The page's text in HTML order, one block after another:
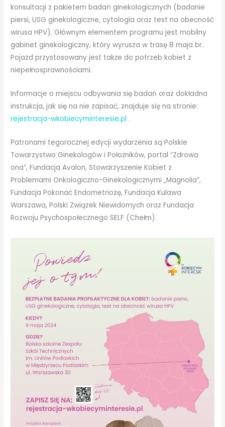
konsultacji z pakietem badań ginekologicznych (badanie
piersi, USG ginekologiczne, cytologia oraz test na obecność
wirusa HPV). Głównym elementem programu jest mobilny
gabinet ginekologiczny, który wyrusza w trasę 8 maja br.
Pojazd przystosowany jest także do potrzeb kobiet z
niepełnosprawnościami.
Informacje o miejscu odbywania się badań oraz dokładna
instrukcja, jak się na nie zapisać, znajduje się na stronie:
rejestracja-wkobiecyminteresie.pl .
Patronami tegorocznej edycji wydarzenia są Polskie
Towarzystwo Ginekologów i Położników, portal “Zdrowa
ona”, Fundacja Avalon, Stowarzyszenie Kobiet z
Problemami Onkologiczno-Ginekologicznymi „Magnolia”,
Fundacja Pokonać Endometriozę, Fundacja Kulawa
Warszawa, Polski Związek Niewidomych oraz Fundacja
Rozwoju Psychospołecznego SELF (Chełm).